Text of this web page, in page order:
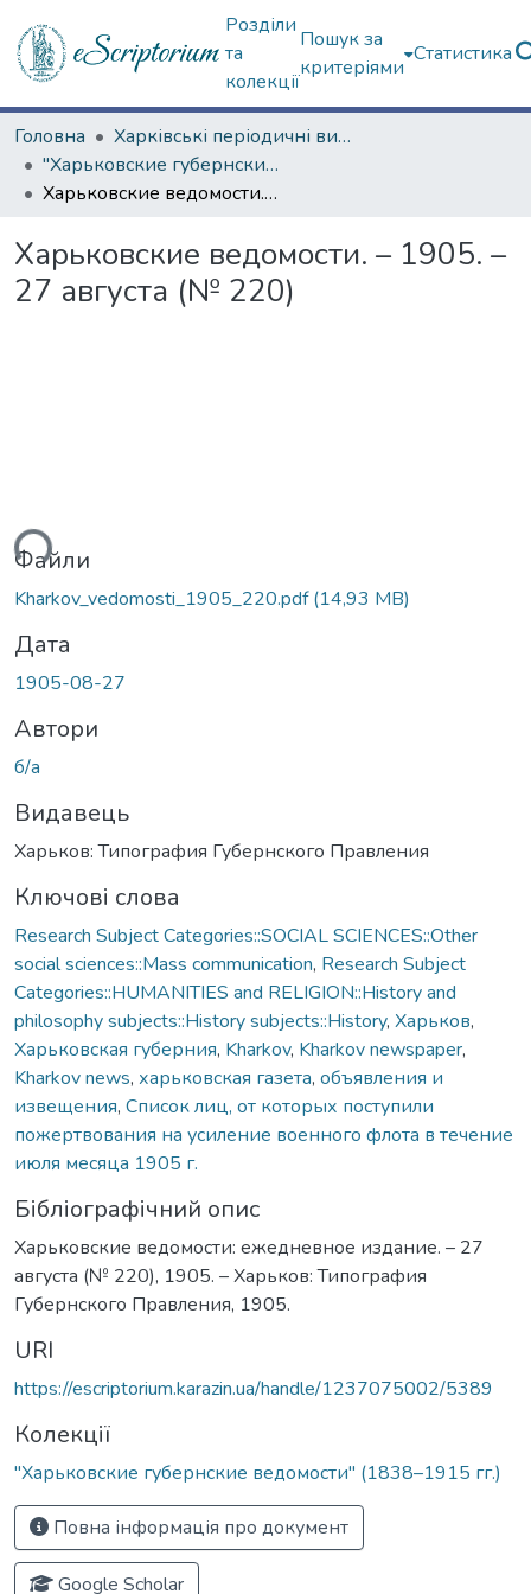
Розділи
та
колекції
Пошук за
критеріями
Статистика
Головна
Харківські періодичні видання
"Харьковские губернские ведомости" (1838–1915 гг.)
Харьковские ведомости. – 1905. – 27 августа (№ 220)
Харьковские ведомости. – 1905. –
27 августа (№ 220)
Файли
Kharkov_vedomosti_1905_220.pdf(14,93 MB)
Дата
1905-08-27
Автори
б/а
Видавець
Харьков: Типография Губернского Правления
Ключові слова
Research Subject Categories::SOCIAL SCIENCES::Other
social sciences::Mass communication, Research Subject
Categories::HUMANITIES and RELIGION::History and
philosophy subjects::History subjects::History, Харьков,
Харьковская губерния, Kharkov, Kharkov newspaper,
Kharkov news, харьковская газета, объявления и
извещения, Список лиц, от которых поступили
пожертвования на усиление военного флота в течение
июля месяца 1905 г.
Бібліографічний опис
Харьковские ведомости: ежедневное издание. – 27
августа (№ 220), 1905. – Харьков: Типография
Губернского Правления, 1905.
URI
https://escriptorium.karazin.ua/handle/1237075002/5389
Колекції
"Харьковские губернские ведомости" (1838–1915 гг.)
Повна інформація про документ
Google Scholar